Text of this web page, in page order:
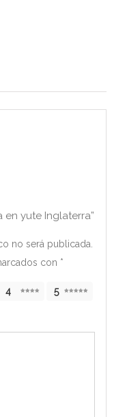
en yute Inglaterra”
no será publicada.
con *
4 5